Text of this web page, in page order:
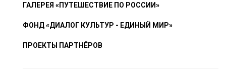
ГАЛЕРЕЯ «ПУТЕШЕСТВИЕ ПО РОССИИ»
ФОНД «ДИАЛОГ КУЛЬТУР - ЕДИНЫЙ МИР»
ПРОЕКТЫ ПАРТНЁРОВ